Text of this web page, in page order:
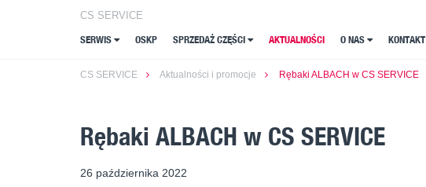
CS SERVICE
SERWIS OSKP SPRZEDAŻ CZĘŚCI AKTUALNOŚCI O NAS KONTAKT
CS SERVICE
SERWIS OSKP SPRZEDAŻ CZĘŚCI AKTUALNOŚCI O NAS KONTAKT
CS SERVICE Aktualności i promocje Rębaki ALBACH w CS SERVICE
Rębaki ALBACH w CS SERVICE
26 października 2022